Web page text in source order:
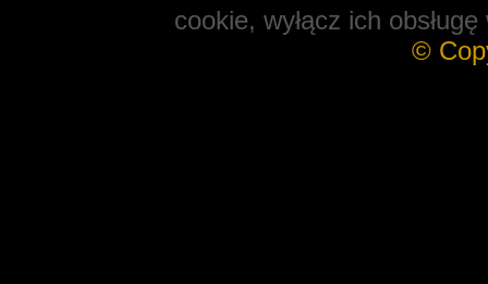
cookie, wyłącz ich
©